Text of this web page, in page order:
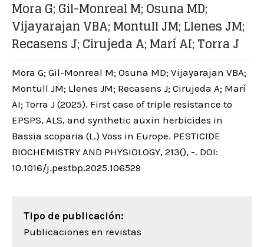
Mora G; Gil-Monreal M; Osuna MD;
Vijayarajan VBA; Montull JM; Llenes JM;
Recasens J; Cirujeda A; Marí AI; Torra J
Mora G; Gil-Monreal M; Osuna MD; Vijayarajan VBA;
Montull JM; Llenes JM; Recasens J; Cirujeda A; Marí
AI; Torra J (2025). First case of triple resistance to
EPSPS, ALS, and synthetic auxin herbicides in
Bassia scoparia (L.) Voss in Europe. PESTICIDE
BIOCHEMISTRY AND PHYSIOLOGY, 213(), -. DOI:
10.1016/j.pestbp.2025.106529
Tipo de publicación:
Publicaciones en revistas